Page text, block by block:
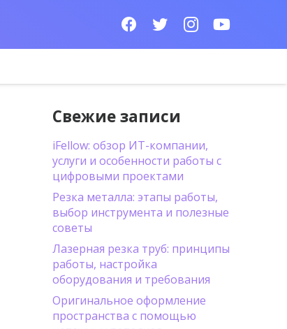
Свежие записи
iFellow: обзор ИТ-компании,
услуги и особенности работы с
цифровыми проектами
Резка металла: этапы работы,
выбор инструмента и полезные
советы
Лазерная резка труб: принципы
работы, настройка
оборудования и требования
Оригинальное оформление
пространства с помощью